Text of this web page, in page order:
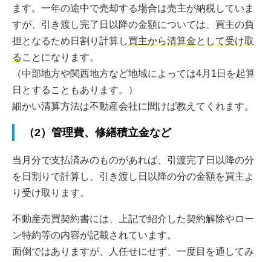
ます。一年の途中で売却する場合は売主が納税していま
すが、引き渡し完了日以降の金額については、買主の負
担となるため日割り計算し買主から清算金として受け取
る ことになります。
（中部地方や関西地方など地域によっては4月1日を起算
日とすることもあります。）
細かい清算方法は不動産会社に聞けば教えてくれます。
（2）管理費、修繕積立金など
当月分で支払済みのものがあれば、引渡完了日以降の分
を日割りで計算し、引き渡し日以降の分の金額を買主よ
り受け取ります。
不動産売買契約書には、上記で紹介した契約解除やロー
ン特約等の内容が記載されています。
面倒ではありますが、人任せにせず、一度目を通してみ